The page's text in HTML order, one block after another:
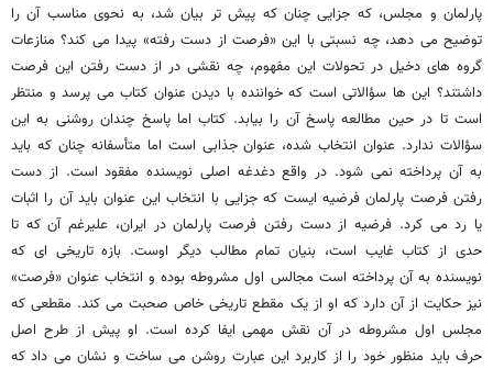
پارلمان و مجلس، که جزایی چنان که پیش تر بیان شد، به نحوی مناسب آن را
توضیح می دهد، چه نسبتی با این «فرصت از دست رفته» پیدا می کند؟ منازعات
گروه های دخیل در تحولات این مفهوم، چه نقشی در از دست رفتن این فرصت
داشتند؟ این ها سؤالاتی است که خواننده با دیدن عنوان کتاب می پرسد و منتظر
است تا در حین مطالعه پاسخ آن را بیابد. کتاب اما پاسخ چندان روشنی به این
سؤالات ندارد. عنوان انتخاب شده، عنوان جذابی است اما متأسفانه چنان که باید
به آن پرداخته نمی شود. در واقع دغدغه اصلی نویسنده مفقود است. از دست
رفتن فرصت پارلمان فرضیه ایست که جزایی با انتخاب این عنوان باید آن را اثبات
یا رد می کرد. فرضیه از دست رفتن فرصت پارلمان در ایران، علیرغم آن که تا
حدی از کتاب غایب است، بنیان تمام مطالب دیگر اوست. بازه تاریخی ای که
نویسنده به آن پرداخته است مجالس اول مشروطه بوده و انتخاب عنوان «فرصت»
نیز حکایت از آن دارد که او از یک مقطع تاریخی خاص صحبت می کند. مقطعی که
مجلس اول مشروطه در آن نقش مهمی ایفا کرده است. او پیش از طرح اصل
حرف باید منظور خود را از کاربرد این عبارت روشن می ساخت و نشان می داد که